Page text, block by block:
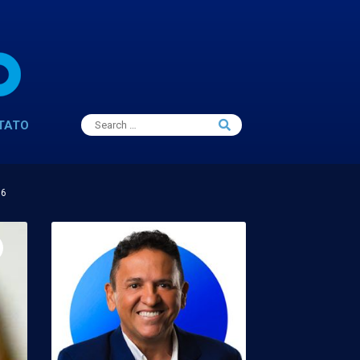
Search
for:
Search